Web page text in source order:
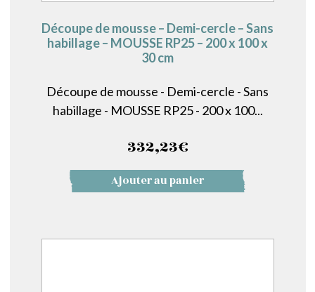
Découpe de mousse – Demi-cercle – Sans
habillage – MOUSSE RP25 – 200 x 100 x
30 cm
Découpe de mousse - Demi-cercle - Sans
habillage - MOUSSE RP25 - 200 x 100...
332,23€
Ajouter au panier